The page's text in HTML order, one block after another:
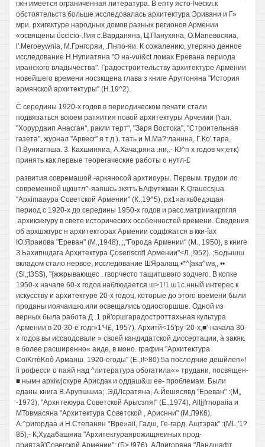
гжн имеется ограниченная литература. В епту ясто-!ческл.к
обстоятельств больше исследовалась архитектура Эривани и Г»
мри. рхигектуре народных домов разных регионов Армении
«освящены üccicio-.!!ия с.Варданяна, Ц.Панухяна, О.Мапевосяиа,
l'.Meroeywnia, М.Грнгоряи, .Пнпо-яи. К сожалению, утеряно денное
исследование Н.Нупиатяна "О на-vui&ct ломах Еревана периода
иранского владычества". Градостроительству архитектуре Армении
новейшего времени носзкщена глава з книге Аруггоняна "История
армянской архитектуры" (Н.19^2).
С середины 1920-х годов в периодическом печати стали
подвязаться воюем ратяития повой архитектуры Арчеиии ('гал.
"Хорурдаип Анасган", ракли терт", "Заря Востока", "Строительная
газета", журнал "Арвесг" я т.д.). тать и М.Ма?:ланнна, Г.Ко'.тара,
П.Вуниагпша. 3. Кахшиняиа, А.Хача;ряна .ни,.- Ю^п х годов ч«;етк)
принять как первые теорегаческие работы о нутл-£
развития совремашой -аркяносой архтиоуры. Первым. трудои ло
современной щкштл^-яаяшсь зкятъЪАфутжман K.Qrauecsjua
"Apximaaypa Советской Армении" (К.,19^5), рх1»агхь0едэщая
период с 1920-х до середины 1950-х годов и расс.матрииахрпгля
.архикзегуру в свете исторических особенностей времени. Сведения
об архшжгурс н архитекторах Армении содфжатся в кки-îax
Ю.Яраиова "Ереван" (М.,1948), ;,"Города Армении" (М., 1950), в книге
З.Ьахипшдага Архитектура Çoseriscdfl Армении"<Л.,!952). ;Бодышш
вкладом стало нервое, исследование ШЯралащ •*^[aкa^wв,, ••
(Si,;t3S$), ''{жжрывающес . гворчесто тащитшвого зодчего. В копке
1950-х начале 60-х годов наблюдается ш>1!1,ш1с.нный интерес к
искусству и архитектуре 20-х годоц, которые до этого времени были
проданы иоячаишю.или освещались одиосгоршше. Одной из
верных была работа Д .1 рй'оршгарадостроттахьная культура
Армении в 20-30-е годг»1'Ч£, 1957). Архитй<15'ру '20-х,■'-начала 30-
х годов вы иссаодовали » своей кандидатской диссертации, à закяк.
в более расширенно« аиде, в моно. графин "Архитектура
CoïKrrèKoô Арманш. 1920-егоды" (E.,i!>80).5a последние дешйлеп»!
li рофесси о паяй над ^литература обогатила«» трудани, посвящен-
■ нымн apxiwjcxype Арисдак и оддаш&ш ее- проблемам. Были
еданы книга В.Арупшшиа; .ЭДЛсратяна, А.Йешясявд "Ереван" :(М„
-1973), "Архнтеюура Советской Арысзпя!" (Е.,1974), Alljjfrnopaiia и
МТовмасяна "Архитектура Советской , Ариснни" (М.Л9К6),
А.^ригордаа и Н.Степанян *Bpe»aii, Гадш, Ге-гард, Ащтзрак" :(ML,'1?
85),- К;Худа6ашяиа "Архитектураярожлщяеиных прод-
приятай'Совегской Армении"; (Б>,!976), АЛригоряна "Ландшафт